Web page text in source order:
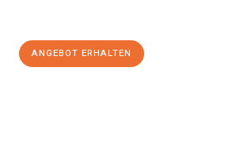
ANGEBOT ERHALTEN